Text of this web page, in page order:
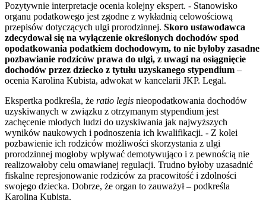
Pozytywnie interpretacje ocenia kolejny ekspert. - Stanowisko
organu podatkowego jest zgodne z wykładnią celowościową
przepisów dotyczących ulgi prorodzinnej. Skoro ustawodawca
zdecydował się na wyłączenie określonych dochodów spod
opodatkowania podatkiem dochodowym, to nie byłoby zasadne
pozbawianie rodziców prawa do ulgi, z uwagi na osiągnięcie
dochodów przez dziecko z tytułu uzyskanego stypendium –
ocenia Karolina Kubista, adwokat w kancelarii JKP. Legal.
Ekspertka podkreśla, że ratio legis nieopodatkowania dochodów
uzyskiwanych w związku z otrzymanym stypendium jest
zachęcenie młodych ludzi do uzyskiwania jak najwyższych
wyników naukowych i podnoszenia ich kwalifikacji. - Z kolei
pozbawienie ich rodziców możliwości skorzystania z ulgi
prorodzinnej mogłoby wpływać demotywująco i z pewnością nie
realizowałoby celu omawianej regulacji. Trudno byłoby uzasadnić
fiskalne represjonowanie rodziców za pracowitość i zdolności
swojego dziecka. Dobrze, że organ to zauważył – podkreśla
Karolina Kubista.